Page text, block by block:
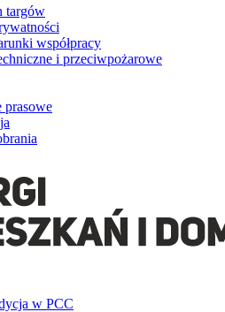
targów
współpracy
i przeciwpożarowe
prasowe
w PCC